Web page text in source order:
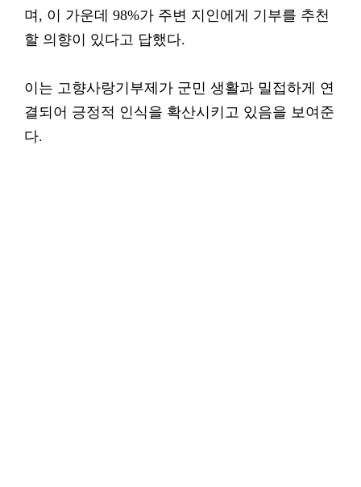
며, 이 가운데 98%가 주변 지인에게 기부를 추천
할 의향이 있다고 답했다.
이는 고향사랑기부제가 군민 생활과 밀접하게 연
결되어 긍정적 인식을 확산시키고 있음을 보여준
다.